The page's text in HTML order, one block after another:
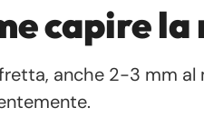
capire
anche 2-3 mm al